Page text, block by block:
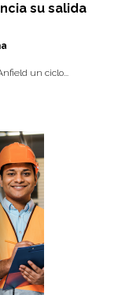
su salida
un ciclo...